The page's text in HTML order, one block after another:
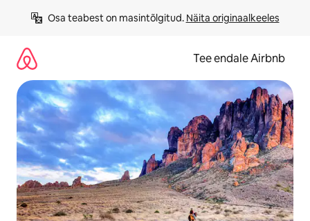
Osa teabest on masintõlgitud. Näita originaalkeeles
Tee endale Airbnb